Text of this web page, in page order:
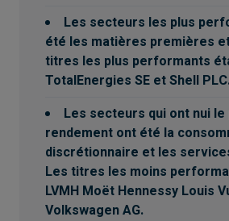
Les secteurs les plus
été les matières premières
titres les plus performants
TotalEnergies SE et Shell
Les secteurs qui ont nui le
rendement ont été la
discrétionnaire et les
Les titres les moins
LVMH Moët Hennessy Louis
Volkswagen AG.